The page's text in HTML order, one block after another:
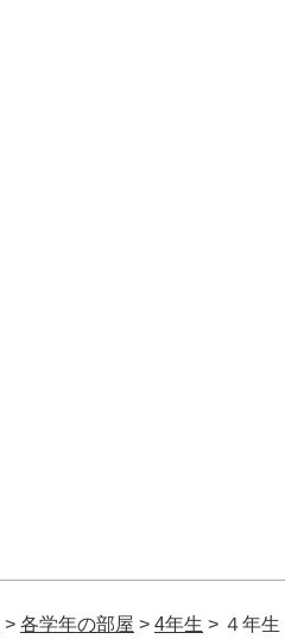
> 各学年の部屋 > 4年生 > ４年